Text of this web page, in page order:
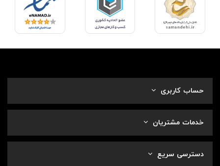
حساب کاربری
خدمات مشتریان
دسترسی سریع